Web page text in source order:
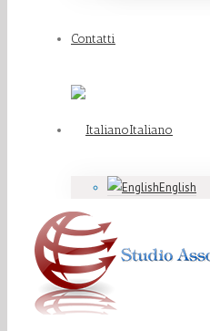
Contatti
Italiano
English